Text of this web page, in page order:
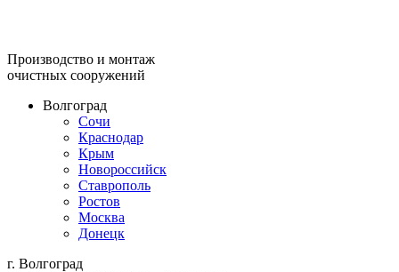
Производство и монтаж
очистных сооружений
Волгоград
Сочи
Краснодар
Крым
Новороссийск
Ставрополь
Ростов
Москва
Донецк
г. Волгоград